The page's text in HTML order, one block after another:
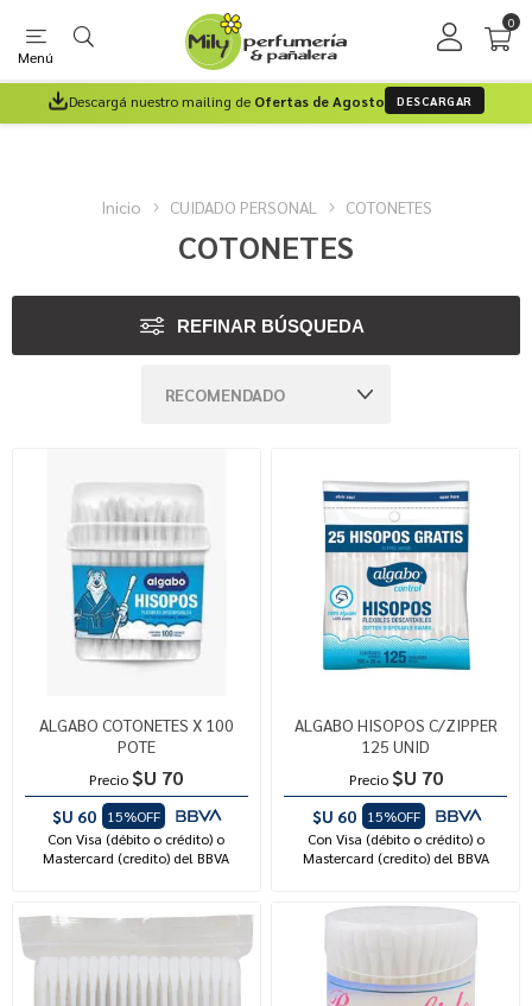
Menú
0
Descargá nuestro mailing de Ofertas de Agosto DESCARGAR
Inicio CUIDADO PERSONAL COTONETES
COTONETES
REFINAR BÚSQUEDA
ALGABO COTONETES X 100
POTE
Precio $U 70
$U 60
15%OFF
Con Visa (débito o crédito) o
Mastercard (credito) del BBVA
ALGABO HISOPOS C/ZIPPER
125 UNID
Precio $U 70
$U 60
15%OFF
Con Visa (débito o crédito) o
Mastercard (credito) del BBVA